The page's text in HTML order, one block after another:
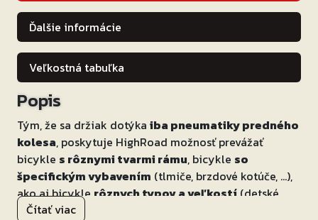
Ďalšie informácie
Veľkostná tabuľka
Popis
Tým, že sa držiak dotýka iba pneumatiky predného
kolesa, poskytuje HighRoad možnosť prevážať
bicykle s rôznymi tvarmi rámu, bicykle so
špecifickým vybavením (tlmiče, brzdové kotúče, …),
ako aj bicykle rôznych typov a veľkostí (detské,
dospelé, skladacie, …).
Čítať viac